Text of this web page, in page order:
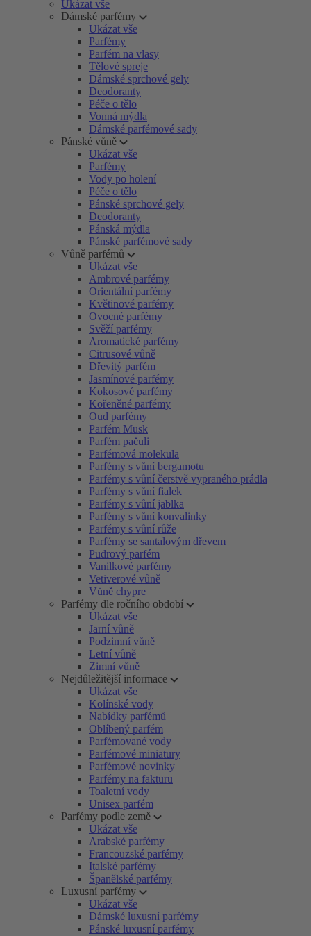
Ukázat vše
Dámské parfémy
Ukázat vše
Parfémy
Parfém na vlasy
Tělové spreje
Dámské sprchové gely
Deodoranty
Péče o tělo
Vonná mýdla
Dámské parfémové sady
Pánské vůně
Ukázat vše
Parfémy
Vody po holení
Péče o tělo
Pánské sprchové gely
Deodoranty
Pánská mýdla
Pánské parfémové sady
Vůně parfémů
Ukázat vše
Ambrové parfémy
Orientální parfémy
Květinové parfémy
Ovocné parfémy
Svěží parfémy
Aromatické parfémy
Citrusové vůně
Dřevitý parfém
Jasmínové parfémy
Kokosové parfémy
Kořeněné parfémy
Oud parfémy
Parfém Musk
Parfém pačuli
Parfémová molekula
Parfémy s vůní bergamotu
Parfémy s vůní čerstvě vypraného prádla
Parfémy s vůní fialek
Parfémy s vůní jablka
Parfémy s vůní konvalinky
Parfémy s vůní růže
Parfémy se santalovým dřevem
Pudrový parfém
Vanilkové parfémy
Vetiverové vůně
Vůně chypre
Parfémy dle ročního období
Ukázat vše
Jarní vůně
Podzimní vůně
Letní vůně
Zimní vůně
Nejdůležitější informace
Ukázat vše
Kolínské vody
Nabídky parfémů
Oblíbený parfém
Parfémované vody
Parfémové miniatury
Parfémové novinky
Parfémy na fakturu
Toaletní vody
Unisex parfém
Parfémy podle země
Ukázat vše
Arabské parfémy
Francouzské parfémy
Italské parfémy
Španělské parfémy
Luxusní parfémy
Ukázat vše
Dámské luxusní parfémy
Pánské luxusní parfémy